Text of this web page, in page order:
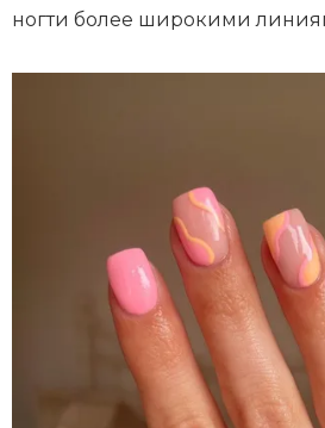
ногти более широкими